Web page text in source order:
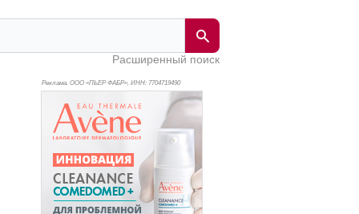
Расширенный поиск
Реклама. ООО «ПЬЕР ФАБР», ИНН: 7704719490